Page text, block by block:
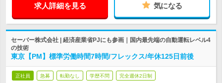
求人詳細を見る 気になる
セーバー株式会社 | 経済産業省PJにも参画｜国内最先端の自動運転レベル4
の技術
東京【PM】標準労働時間7時間/フレックス/年休125日前後
正社員 急募 転勤なし 学歴不問 完全週休2日制